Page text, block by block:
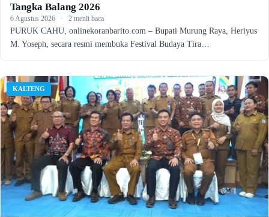
Tangka Balang 2026
6 Agustus 2026 · 2 menit baca
PURUK CAHU, onlinekoranbarito.com – Bupati Murung Raya, Heriyus
M. Yoseph, secara resmi membuka Festival Budaya Tira…
KALTENG